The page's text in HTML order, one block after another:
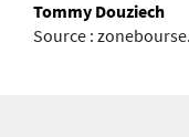
Tommy Douziech
Source :